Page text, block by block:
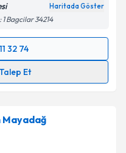
ilişkinAydınlatma
verilerimin belirtilen
ediyorum.
Haritada Göster
1 Bagcilar 34214
32 74
Et
e-posta ile
Mayadağ